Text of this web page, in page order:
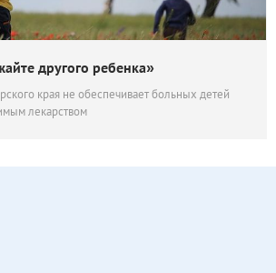
другого ребенка»
края не обеспечивает больных детей
лекарством